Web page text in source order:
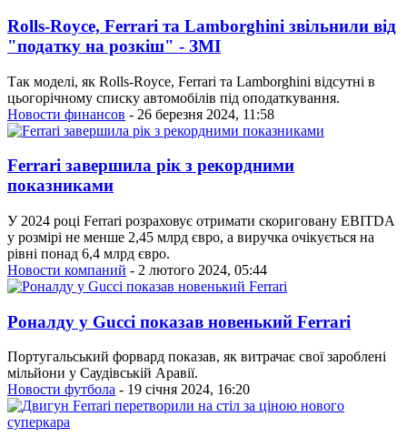
Rolls-Royce, Ferrari та Lamborghini звільнили від
"податку на розкіш" - ЗМІ
Так моделі, як Rolls-Royce, Ferrari та Lamborghini відсутні в
цьогорічному списку автомобілів під оподаткування.
Новости финансов - 26 березня 2024, 11:58
Ferrari завершила рік з рекордними
показниками
У 2024 році Ferrari розраховує отримати скориговану EBITDA
у розмірі не менше 2,45 млрд євро, а виручка очікується на
рівні понад 6,4 млрд євро.
Новости компаний - 2 лютого 2024, 05:44
Роналду у Gucci показав новенький Ferrari
Португальський форвард показав, як витрачає свої зароблені
мільйони у Саудівській Аравії.
Новости футбола - 19 січня 2024, 16:20